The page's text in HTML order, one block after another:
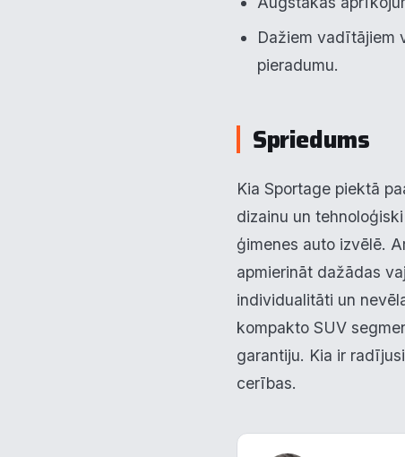
Dažiem vadītājiem
pieradumu.
Spriedums
Kia Sportage piektā
dizainu un
ģimenes auto izvēlē.
apmierināt dažādas
individualitāti un
kompakto SUV
garantiju. Kia ir
cerības.